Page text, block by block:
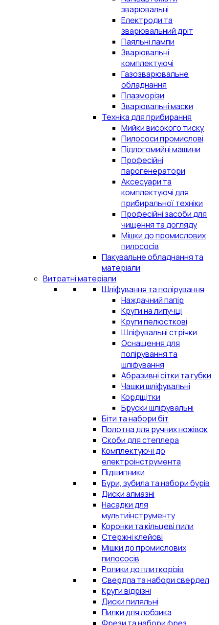
зварювальні
Електроди та
зварювальний дріт
Паяльні лампи
Зварювальні
комплектуючі
Газозварювальне
обладнання
Плазморізи
Зварювальні маски
Техніка для прибирання
Мийки високого тиску
Пилососи промислові
Підлогомийні машини
Професійні
парогенератори
Аксесуари та
комплектуючі для
прибиральної техніки
Професійні засоби для
чищення та догляду
Мішки до промислових
пилососів
Пакувальне обладнання та
матеріали
Витратні матеріали
Шліфування та полірування
Наждачний папір
Круги на липучці
Круги пелюсткові
Шліфувальні стрічки
Оснащення для
полірування та
шліфування
Абразивні сітки та губки
Чашки шліфувальні
Кордщітки
Бруски шліфувальні
Біти та набори біт
Полотна для ручних ножівок
Скоби для степлера
Комплектуючі до
електроінструмента
Підшипники
Бури, зубила та набори бурів
Диски алмазні
Насадки для
мультиінструменту
Коронки та кільцеві пили
Стержні клейові
Мішки до промислових
пилососів
Ролики до плиткорізів
Свердла та набори свердел
Круги відрізні
Диски пиляльні
Пилки для лобзика